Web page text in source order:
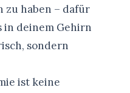
zu haben – dafür
in deinem Gehirn
sondern
ist keine